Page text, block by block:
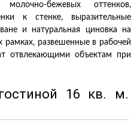
бежевых оттенков,
к стенке, выразительные
и натуральная циновка на
рамках, развешенные в рабочей
отвлекающими объектам при
16 кв. м.